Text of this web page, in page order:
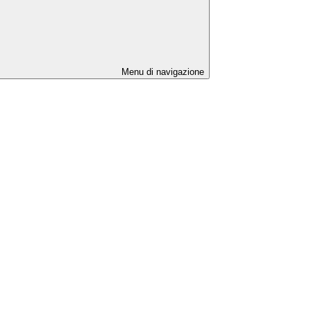
Menu di navigazione